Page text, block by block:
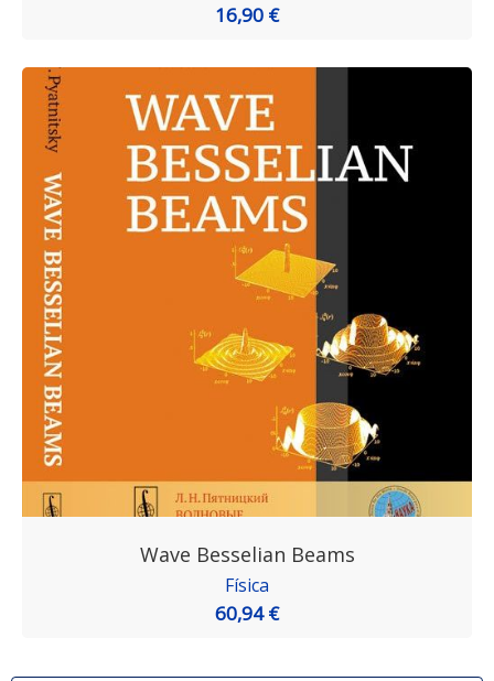
16,90 €
Wave Besselian Beams
Física
60,94 €